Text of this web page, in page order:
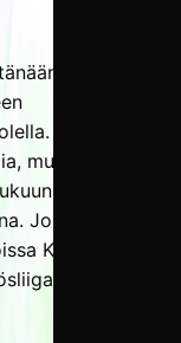
palannut
Loppuvuoden
mutta viime
ottamatta
Joulukuussa
Kakkosen
Haka oli